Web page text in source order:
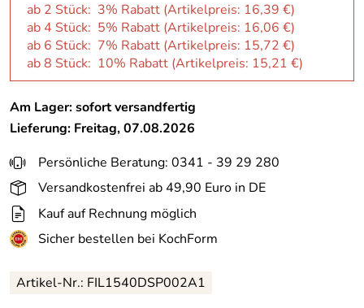
ab 2 Stück: 3% Rabatt (Artikelpreis: 16,39 €)
ab 4 Stück: 5% Rabatt (Artikelpreis: 16,06 €)
ab 6 Stück: 7% Rabatt (Artikelpreis: 15,72 €)
ab 8 Stück: 10% Rabatt (Artikelpreis: 15,21 €)
Am Lager: sofort versandfertig
Lieferung: Freitag, 07.08.2026
Persönliche Beratung: 0341 - 39 29 280
Versandkostenfrei ab 49,90 Euro in DE
Kauf auf Rechnung möglich
Sicher bestellen bei KochForm
Artikel-Nr.: FIL1540DSP002A1